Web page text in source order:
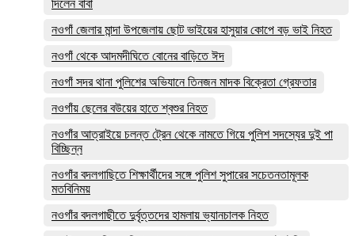
দিলেন বাবা
নওগাঁ জেলার মান্দা উপজেলায় ছোট ভাইয়ের হাসুয়ার কোপে বড় ভাই নিহত
নওগাঁ থেকে আদমদীঘিতে বোনের বাড়িতে ঈদ
নওগাঁ সদর থানা পুলিশের অভিযানে তিনজন মাদক বিক্রেতা গ্রেফতার
নওগাঁয় ছেলের বউয়ের হাতে শ্বশুর নিহত
নওগাঁর আত্রাইয়ে চলন্ত ট্রেন থেকে নামতে গিয়ে পুলিশ সদস্যের দুই পা
বিচ্ছিন্ন
নওগাঁর বদলগাছিতে শিক্ষার্থীদের সঙ্গে পুলিশ সুপারের সচেতনতামূলক
মতবিনিময়
নওগাঁর বদলগাছীতে দুর্বৃত্তদের হামলায় ভ্যানচালক নিহত